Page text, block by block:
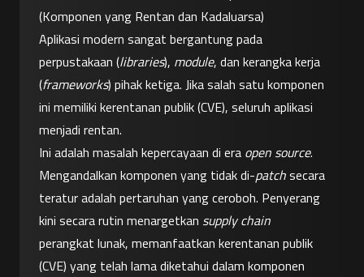
(Komponen yang Rentan dan Kadaluarsa)
Aplikasi modern sangat bergantung pada
perpustakaan (libraries), module, dan kerangka kerja
(frameworks) pihak ketiga. Jika salah satu komponen
ini memiliki kerentanan publik (CVE), seluruh aplikasi
menjadi rentan.
Ini adalah masalah kepercayaan di era open source.
Mengandalkan komponen yang tidak di-patch secara
teratur adalah pertaruhan yang ceroboh. Penyerang
kini secara rutin menargetkan supply chain
perangkat lunak, memanfaatkan kerentanan publik
(CVE) yang telah lama diketahui dalam komponen